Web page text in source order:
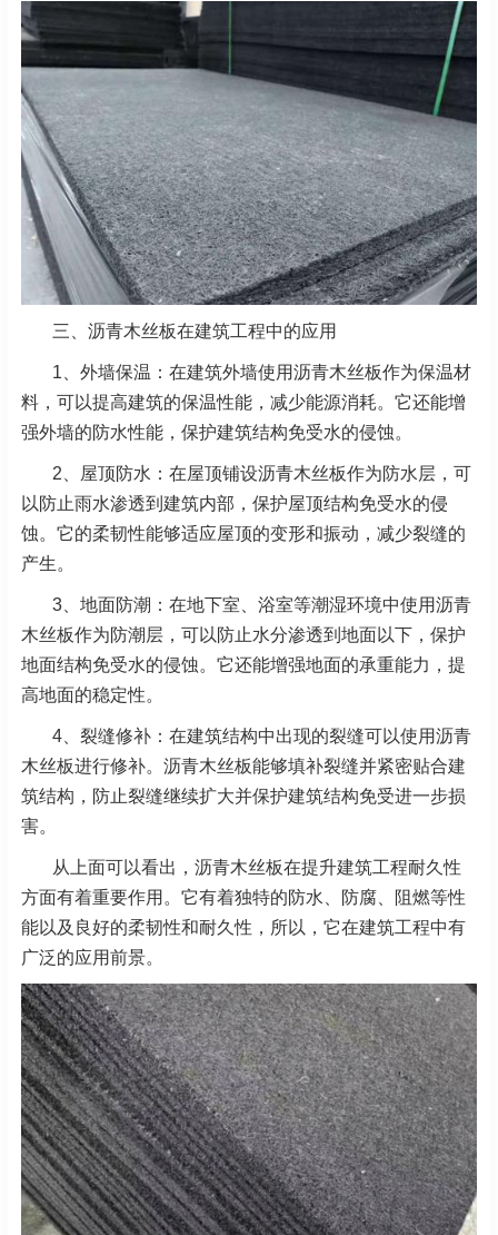
三、沥青木丝板在建筑工程中的应用
1、外墙保温：在建筑外墙使用沥青木丝板作为保温材
料，可以提高建筑的保温性能，减少能源消耗。它还能增
强外墙的防水性能，保护建筑结构免受水的侵蚀。
2、 屋顶防水：在屋顶铺设沥青木丝板作为防水层，可
以防止雨水渗透到建筑内部，保护屋顶结构免受水的侵
蚀。它的柔韧性能够适应屋顶的变形和振动，减少裂缝的
产生。
3、地面防潮：在地下室、浴室等潮湿环境中使用沥青
木丝板作为防潮层，可以防止水分渗透到地面以下，保护
地面结构免受水的侵蚀。它还能增强地面的承重能力，提
高地面的稳定性。
4、 裂缝修补：在建筑结构中出现的裂缝可以使用沥青
木丝板进行修补。沥青木丝板能够填补裂缝并紧密贴合建
筑结构，防止裂缝继续扩大并保护建筑结构免受进一步损
害。
从上面可以看出，沥青木丝板在提升建筑工程耐久性
方面有着重要作用。它有着独特的防水、防腐、阻燃等性
能以及良好的柔韧性和耐久性，所以，它在建筑工程中有
广泛的应用前景。